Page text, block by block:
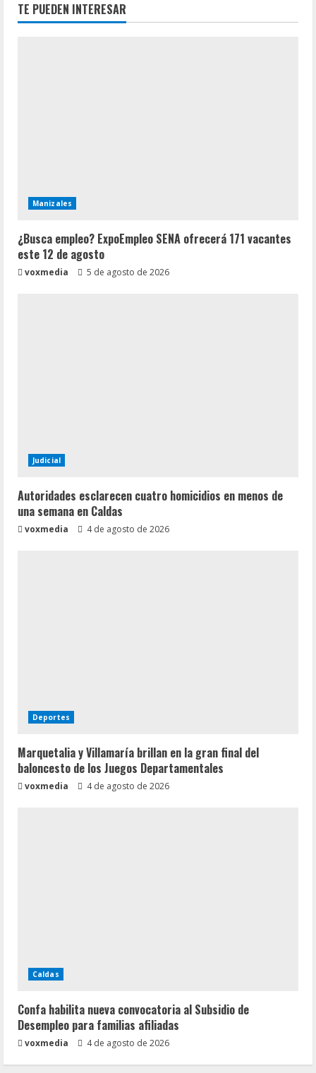
TE PUEDEN INTERESAR
Manizales
¿Busca empleo? ExpoEmpleo SENA ofrecerá 171 vacantes
este 12 de agosto
voxmedia 5 de agosto de 2026
Judicial
Autoridades esclarecen cuatro homicidios en menos de
una semana en Caldas
voxmedia 4 de agosto de 2026
Deportes
Marquetalia y Villamaría brillan en la gran final del
baloncesto de los Juegos Departamentales
voxmedia 4 de agosto de 2026
Caldas
Confa habilita nueva convocatoria al Subsidio de
Desempleo para familias afiliadas
voxmedia 4 de agosto de 2026